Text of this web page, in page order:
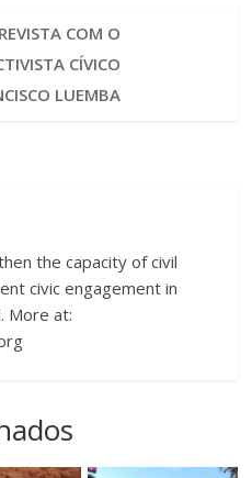
COM O
CÍVICO
LUEMBA
the capacity of civil
civic engagement in
More at: